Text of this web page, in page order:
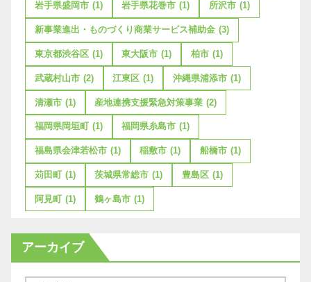
岩手県盛岡市 (1) 岩手県花巻市 (1) 所沢市 (1)
新事業進出・ものづくり商業サービス補助金 (3)
東京都渋谷区 (1) 東大阪市 (1) 柏市 (1)
武蔵村山市 (2) 江東区 (1) 沖縄県浦添市 (1)
清瀬市 (1) 産地連携支援緊急対策事業 (2)
福岡県岡垣町 (1) 福岡県糸島市 (1)
福島県会津若松市 (1) 稲敷市 (1) 船橋市 (1)
苅田町 (1) 茨城県常総市 (1) 豊島区 (1)
阿見町 (1) 鶴ヶ島市 (1)
アーカイブ